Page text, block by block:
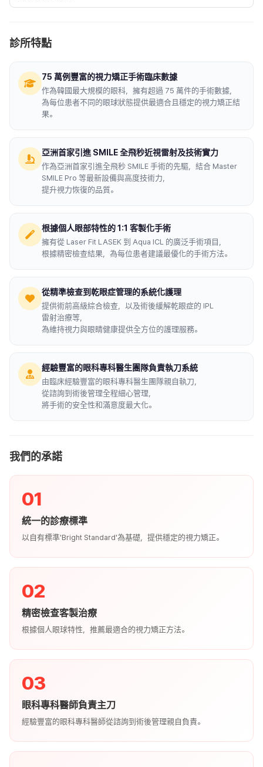
診所特點
75 萬例豐富的視力矯正手術臨床數據
作為韓國最大規模的眼科，擁有超過 75 萬件的手術數據，
為每位患者不同的眼球狀態提供最適合且穩定的視力矯正結
果。
亞洲首家引進 SMILE 全飛秒近視雷射及技術實力
作為亞洲首家引進全飛秒 SMILE 手術的先驅，結合 Master
SMILE Pro 等最新設備與高度技術力，
提升視力恢復的品質。
根據個人眼部特性的 1:1 客製化手術
擁有從 Laser Fit LASEK 到 Aqua ICL 的廣泛手術項目，
根據精密檢查結果，為每位患者建議最優化的手術方法。
從精準檢查到乾眼症管理的系統化護理
提供術前高級綜合檢查，以及術後緩解乾眼症的 IPL
雷射治療等，
為維持視力與眼睛健康提供全方位的護理服務。
經驗豐富的眼科專科醫生團隊負責執刀系統
由臨床經驗豐富的眼科專科醫生團隊親自執刀，
從諮詢到術後管理全程細心管理，
將手術的安全性和滿意度最大化。
我們的承諾
01
統一的診療標準
以自有標準'Bright Standard'為基礎，提供穩定的視力矯正。
02
精密檢查客製治療
根據個人眼球特性，推薦最適合的視力矯正方法。
03
眼科專科醫師負責主刀
經驗豐富的眼科專科醫師從諮詢到術後管理親自負責。